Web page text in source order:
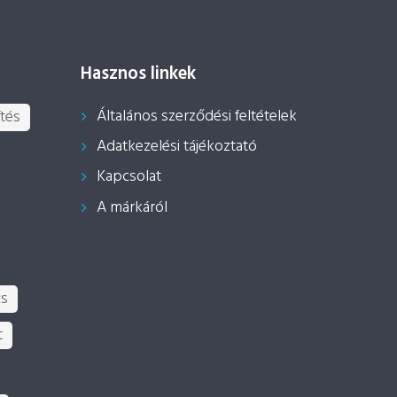
Hasznos linkek
Általános szerződési feltételek
Adatkezelési tájékoztató
Kapcsolat
A márkáról